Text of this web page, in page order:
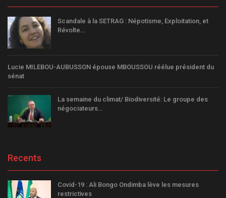
Scandale à la SETRAG : Népotisme, Exploitation, et
Révolte…
Lucie MILEBOU-AUBUSSON épouse MBOUSSOU réélue président du
sénat
La semaine du climat/ Biodiversité: Le groupe des
négociateurs…
Recents
Covid-19 : Ali Bongo Ondimba lève les mesures
restrictives